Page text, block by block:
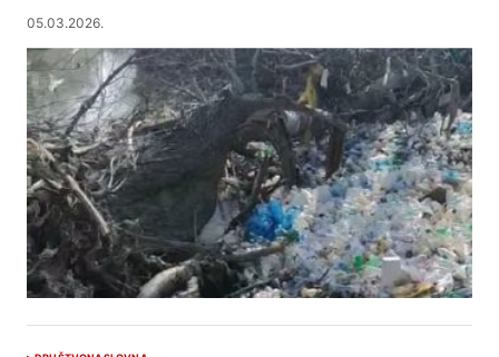
05.03.2026.